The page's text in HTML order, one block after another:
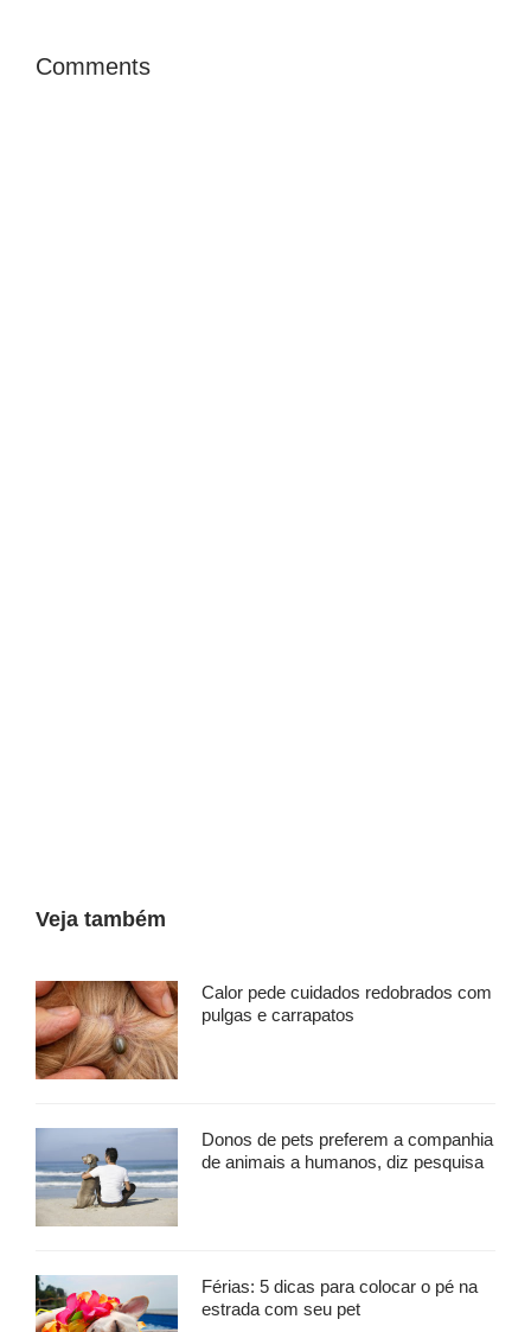
Comments
Veja também
Calor pede cuidados redobrados com
pulgas e carrapatos
Donos de pets preferem a companhia
de animais a humanos, diz pesquisa
Férias: 5 dicas para colocar o pé na
estrada com seu pet